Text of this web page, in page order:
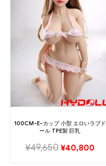
100CM-E-カップ 小型 エロいラブド
ール TPE製 巨乳
¥49,650 ¥40,800